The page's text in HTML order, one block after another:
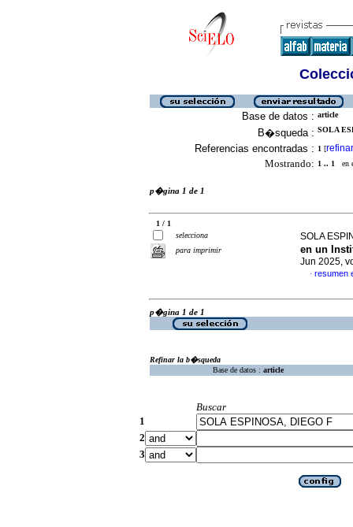
Base de datos : article
B�squeda : SOLA
Referencias encontradas : 1 [refinar
Mostrando: 1 .. 1 en
p�gina 1 de 1
1 / 1
selecciona
para imprimir
SOLA
en un
Jun 2025,
· resumen
p�gina 1 de 1
Refinar la b�squeda
Base de datos : article
Buscar
1
2
3